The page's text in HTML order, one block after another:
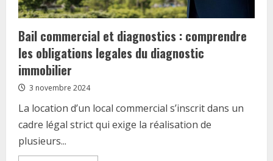
Bail commercial et diagnostics : comprendre
les obligations legales du diagnostic
immobilier
3 novembre 2024
La location d’un local commercial s’inscrit dans un
cadre légal strict qui exige la réalisation de
plusieurs...